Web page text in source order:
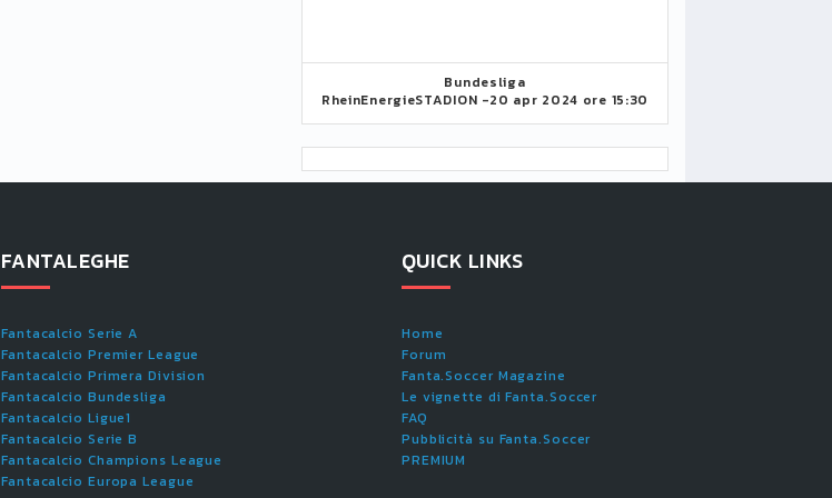
Bundesliga
RheinEnergieSTADION -20 apr 2024 ore 15:30
FANTALEGHE
Fantacalcio Serie A
Fantacalcio Premier League
Fantacalcio Primera Division
Fantacalcio Bundesliga
Fantacalcio Ligue1
Fantacalcio Serie B
Fantacalcio Champions League
Fantacalcio Europa League
QUICK LINKS
Home
Forum
Fanta.Soccer Magazine
Le vignette di Fanta.Soccer
FAQ
Pubblicità su Fanta.Soccer
PREMIUM